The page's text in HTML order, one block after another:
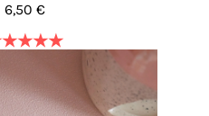
6,50 €
★★★★